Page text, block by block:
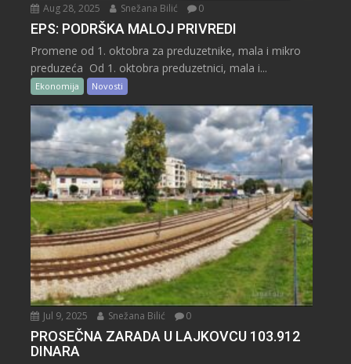
Aug 28, 2025 Snežana Bilić 0
EPS: PODRŠKA MALOJ PRIVREDI
Promene od 1. oktobra za preduzetnike, mala i mikro
preduzeća Od 1. oktobra preduzetnici, mala i...
Ekonomija Novosti
Jul 9, 2025 Snežana Bilić 0
PROSEČNA ZARADA U LAJKOVCU 103.912
DINARA